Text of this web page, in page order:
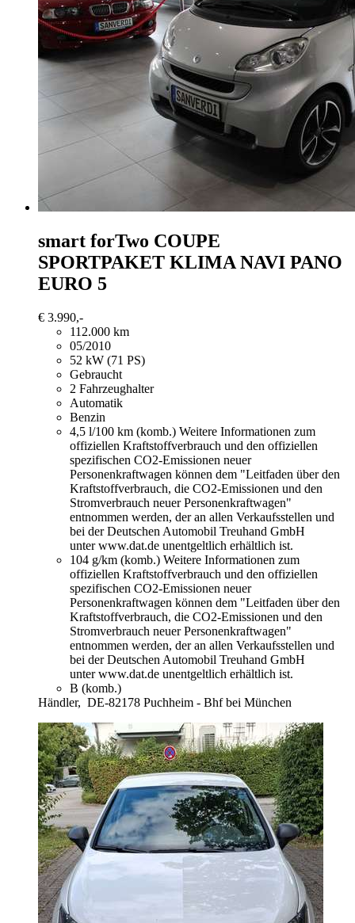
smart forTwo COUPE
SPORTPAKET KLIMA NAVI PANO
EURO 5
€ 3.990,-
112.000 km
05/2010
52 kW (71 PS)
Gebraucht
2 Fahrzeughalter
Automatik
Benzin
4,5 l/100 km (komb.) Weitere Informationen zum
offiziellen Kraftstoffverbrauch und den offiziellen
spezifischen CO2-Emissionen neuer
Personenkraftwagen können dem "Leitfaden über den
Kraftstoffverbrauch, die CO2-Emissionen und den
Stromverbrauch neuer Personenkraftwagen"
entnommen werden, der an allen Verkaufsstellen und
bei der Deutschen Automobil Treuhand GmbH
unter www.dat.de unentgeltlich erhältlich ist.
104 g/km (komb.) Weitere Informationen zum
offiziellen Kraftstoffverbrauch und den offiziellen
spezifischen CO2-Emissionen neuer
Personenkraftwagen können dem "Leitfaden über den
Kraftstoffverbrauch, die CO2-Emissionen und den
Stromverbrauch neuer Personenkraftwagen"
entnommen werden, der an allen Verkaufsstellen und
bei der Deutschen Automobil Treuhand GmbH
unter www.dat.de unentgeltlich erhältlich ist.
B (komb.)
Händler, DE-82178 Puchheim - Bhf bei München